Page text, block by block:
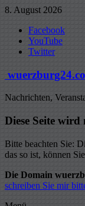
Zum
springen
8. August 2026
Facebook
YouTube
Twitter
Nachrichten,
Diese Seite
Bitte beachten Sie:
das so ist, können Sie
Die Domain
schreiben Sie mir